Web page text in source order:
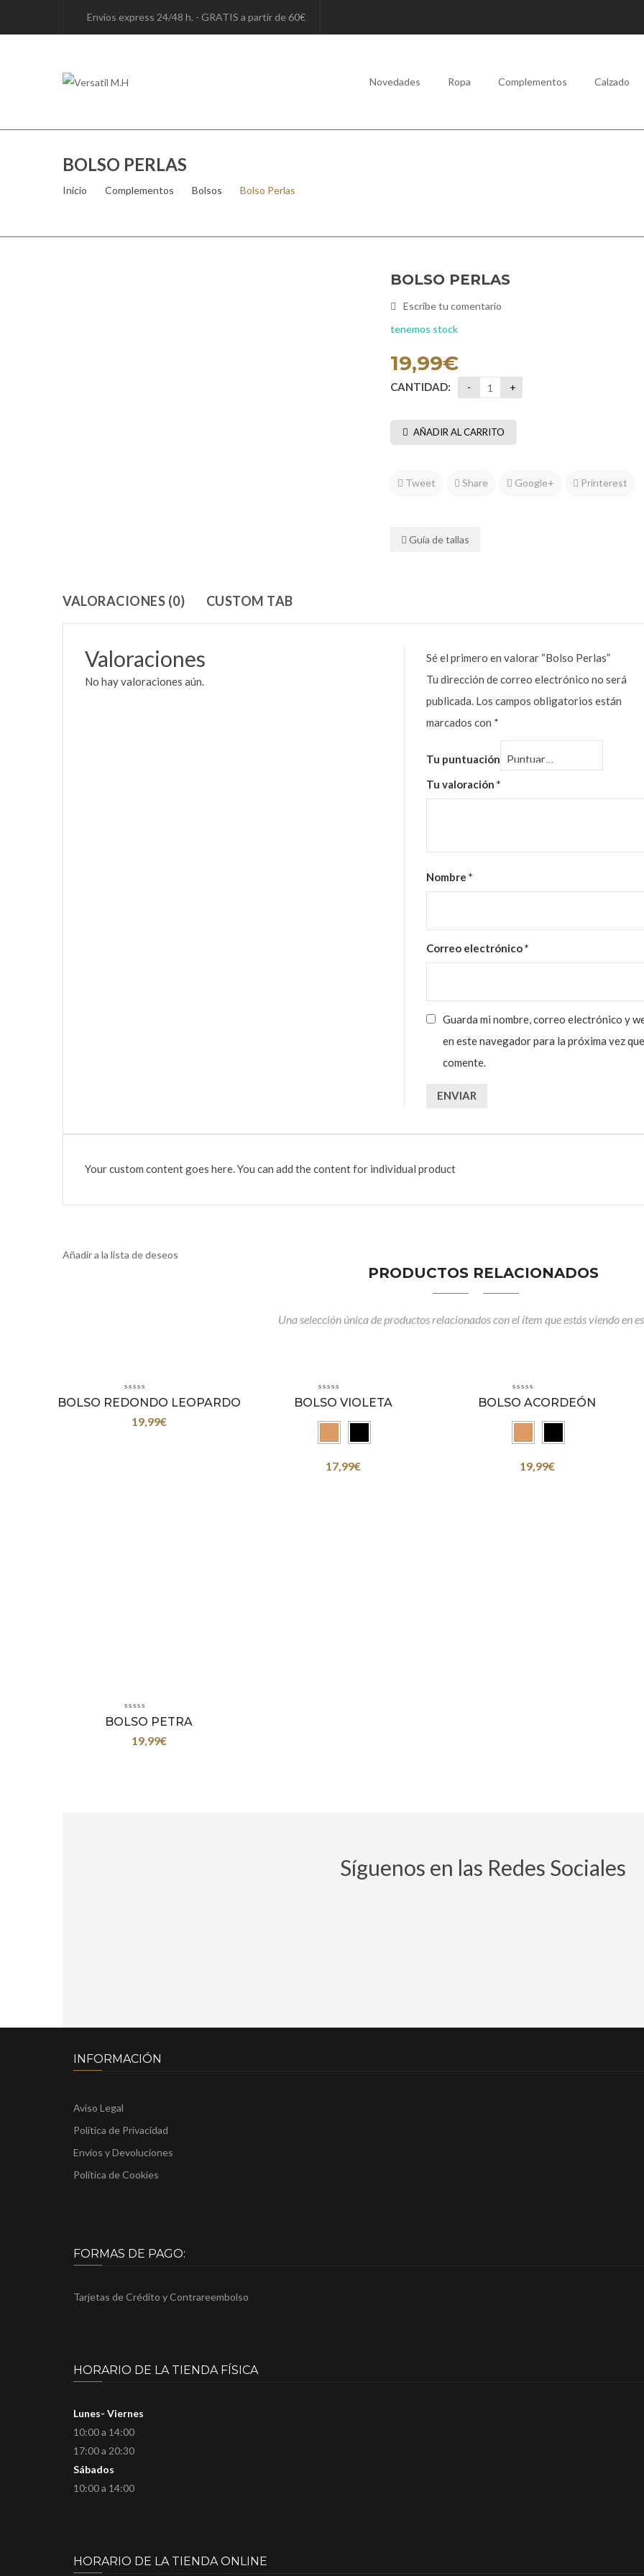
Envíos express 24/48 h. - GRATIS a partir de 60€
Novedades Ropa Complementos Calzado
BOLSO PERLAS
Inicio Complementos Bolsos Bolso Perlas
BOLSO PERLAS
Escribe tu comentario
tenemos stock
19,99€
CANTIDAD:
AÑADIR AL CARRITO
Tweet Share Google+ Printerest
Guía de tallas
VALORACIONES (0) CUSTOM TAB
Valoraciones
No hay valoraciones aún.
Sé el primero en valorar “Bolso Perlas”
Tu dirección de correo electrónico no será
publicada. Los campos obligatorios están
marcados con *
Tu puntuación
Tu valoración*
Nombre*
Correo electrónico*
Guarda mi nombre, correo electrónico y
en este navegador para la próxima vez
comente.
Your custom content goes here. You can add the content for individual product
Añadir a la lista de deseos
PRODUCTOS RELACIONADOS
Una selección única de productos relacionados con el ítem que estás viendo en
BOLSO REDONDO LEOPARDO
19,99€
BOLSO VIOLETA
17,99€
BOLSO ACORDEÓN
19,99€
BOLSO PETRA
19,99€
Síguenos en las Redes Sociales
INFORMACIÓN
Aviso Legal
Política de Privacidad
Envíos y Devoluciones
Política de Cookies
FORMAS DE PAGO:
Tarjetas de Crédito y Contrareembolso
HORARIO DE LA TIENDA FÍSICA
Lunes- Viernes
10:00 a 14:00
17:00 a 20:30
Sábados
10:00 a 14:00
HORARIO DE LA TIENDA ONLINE